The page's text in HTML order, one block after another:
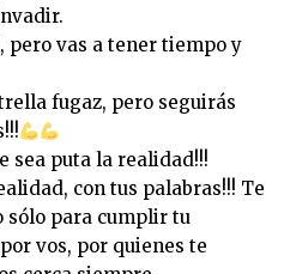
pero vas a tener tiempo y
fugaz, pero seguirás
sea puta la realidad!!!
con tus palabras!!! Te
sólo para cumplir tu
vos, por quienes te